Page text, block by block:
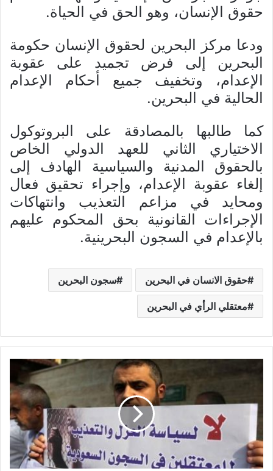
حقوق الإنسان، وهو الحق في الحياة.
ودعا مركز البحرين لحقوق الإنسان حكومة
البحرين إلى فرض تجميد على عقوبة
الإعدام، وتخفيف جميع أحكام الإعدام
الحالية في البحرين.
كما طالبها بالمصادقة على البروتوكول
الاختياري الثاني للعهد الدولي الخاص
بالحقوق المدنية والسياسية الهادف إلى
إلغاء عقوبة الإعدام، وإجراء تحقيق فعال
ومحايد في مزاعم التعذيب وانتهاكات
الإجراءات القانونية بحق المحكوم عليهم
بالإعدام في السجون البحرينية.
حقوق الانسان في البحرين سجون البحرين
معتقلي الرأي في البحرين